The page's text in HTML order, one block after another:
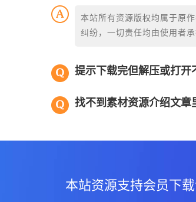
本站所有资源版权均属于原
纠纷，一切责任均由使用者
提示下载完但解压或打开
找不到素材资源介绍文章
本站资源支持会员下